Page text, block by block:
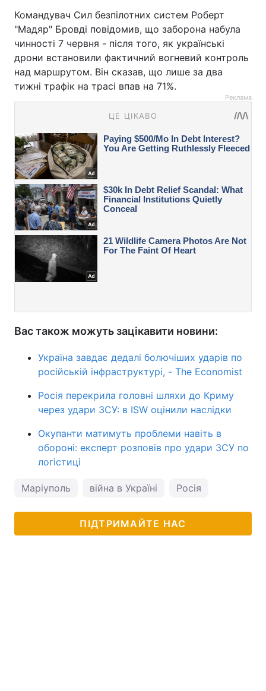
Командувач Сил безпілотних систем Роберт
"Мадяр" Бровді повідомив, що заборона набула
чинності 7 червня - після того, як українські
дрони встановили фактичний вогневий контроль
над маршрутом. Він сказав, що лише за два
тижні трафік на трасі впав на 71%.
Реклама
Вас також можуть зацікавити новини:
Україна завдає дедалі болючіших ударів по
російській інфраструктурі, - The Economist
Росія перекрила головні шляхи до Криму
через удари ЗСУ: в ISW оцінили наслідки
Окупанти матимуть проблеми навіть в
обороні: експерт розповів про удари ЗСУ по
логістиці
Маріуполь війна в Україні Росія
ПІДТРИМАЙТЕ НАС